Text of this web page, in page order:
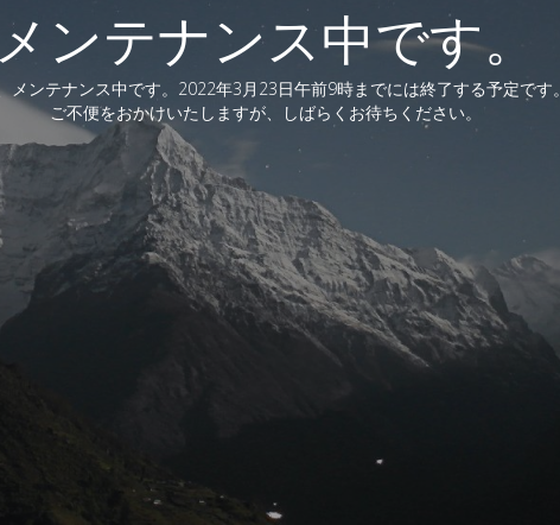
ンテナンス中です。
メンテナンス中です。2022年3月23日午前9時までには終了する予定です。
ご不便をおかけいたしますが、しばらくお待ちください。